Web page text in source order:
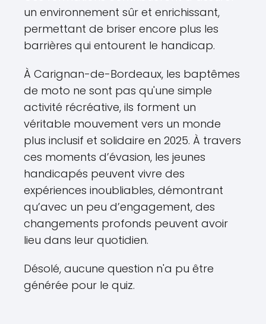
un environnement sûr et enrichissant,
permettant de briser encore plus les
barrières qui entourent le handicap.
À Carignan-de-Bordeaux, les baptêmes
de moto ne sont pas qu'une simple
activité récréative, ils forment un
véritable mouvement vers un monde
plus inclusif et solidaire en 2025. À travers
ces moments d’évasion, les jeunes
handicapés peuvent vivre des
expériences inoubliables, démontrant
qu’avec un peu d’engagement, des
changements profonds peuvent avoir
lieu dans leur quotidien.
Désolé, aucune question n'a pu être
générée pour le quiz.